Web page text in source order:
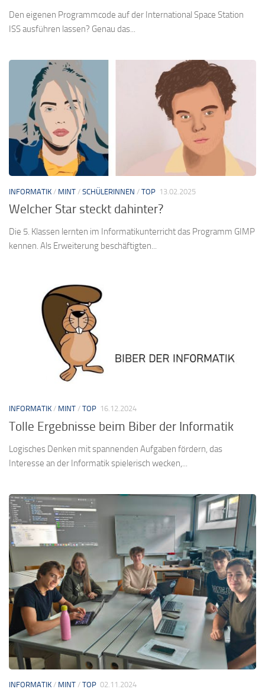
Den eigenen Programmcode auf der International Space Station
ISS ausführen lassen? Genau das...
INFORMATIK / MINT / SCHÜLERINNEN / TOP 13.02.2025
Welcher Star steckt dahinter?
Die 5. Klassen lernten im Informatikunterricht das Programm GIMP
kennen. Als Erweiterung beschäftigten...
INFORMATIK / MINT / TOP 16.12.2024
Tolle Ergebnisse beim Biber der Informatik
Logisches Denken mit spannenden Aufgaben fördern, das
Interesse an der Informatik spielerisch wecken,...
INFORMATIK / MINT / TOP 02.11.2024